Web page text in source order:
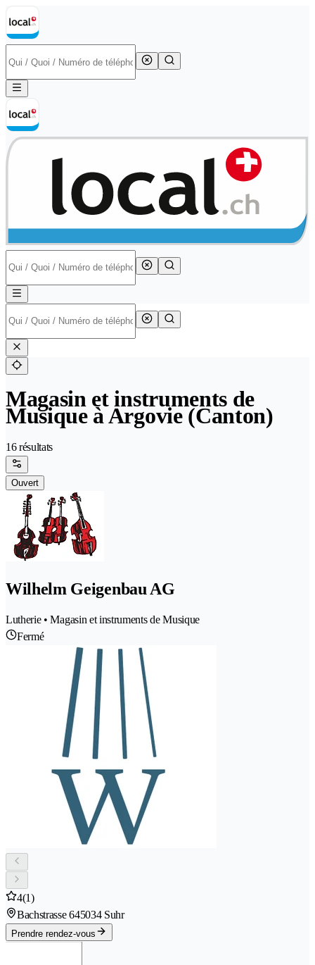
Magasin et instruments de
Musique à Argovie (Canton)
16 résultats
Ouvert
Wilhelm Geigenbau AG
Lutherie • Magasin et instruments de Musique
Fermé
4(1)
Bachstrasse 645034 Suhr
Prendre rendez-vous